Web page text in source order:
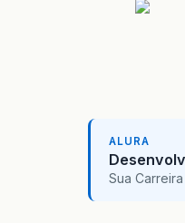
ALURA
Sua